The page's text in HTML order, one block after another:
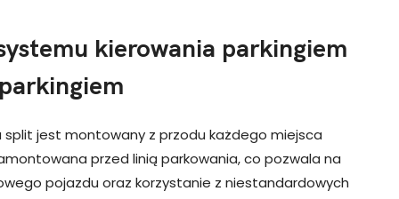
kierowania parkingiem
split jest montowany z przodu każdego miejsca
przed linią parkowania, co pozwala na
pojazdu oraz korzystanie z niestandardowych